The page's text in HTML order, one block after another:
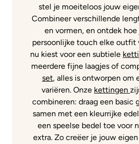
stel je moeiteloos jouw
Combineer verschillende
en vormen, en ontdek
persoonlijke touch elke outfit
nu kiest voor een subtiele
meerdere fijne laagjes of
set, alles is ontworpen om
variëren. Onze kettingen
combineren: draag een basic
samen met een kleurrijke
een speelse bedel toe voor
extra. Zo creëer je jouw